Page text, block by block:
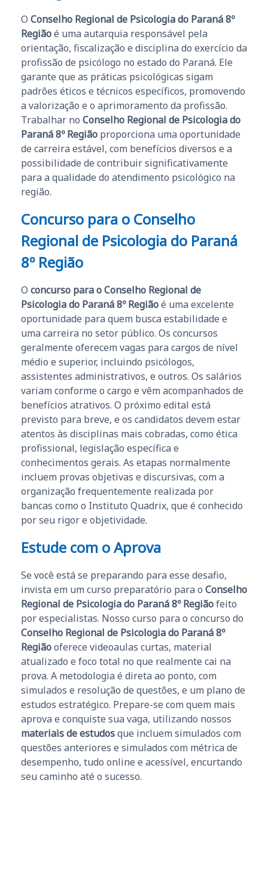
O Conselho Regional de Psicologia do Paraná 8º
Regiãoé uma autarquia responsável pela
orientação, fiscalização e disciplina do exercício da
profissão de psicólogo no estado do Paraná. Ele
garante que as práticas psicológicas sigam
padrões éticos e técnicos específicos, promovendo
a valorização e o aprimoramento da profissão.
Trabalhar no Conselho Regional de Psicologia do
Paraná 8º Região proporciona uma oportunidade
de carreira estável, com benefícios diversos e a
possibilidade de contribuir significativamente
para a qualidade do atendimento psicológico na
região.
Concurso para o Conselho
Regional de Psicologia do Paraná
8º Região
O concurso para o Conselho Regional de
Psicologia do Paraná 8º Regiãoé uma excelente
oportunidade para quem busca estabilidade e
uma carreira no setor público. Os concursos
geralmente oferecem vagas para cargos de nível
médio e superior, incluindo psicólogos,
assistentes administrativos, e outros. Os salários
variam conforme o cargo e vêm acompanhados de
benefícios atrativos. O próximo edital está
previsto para breve, e os candidatos devem estar
atentos às disciplinas mais cobradas, como ética
profissional, legislação específica e
conhecimentos gerais. As etapas normalmente
incluem provas objetivas e discursivas, com a
organização frequentemente realizada por
bancas como o Instituto Quadrix, que é conhecido
por seu rigor e objetividade.
Estude com o Aprova
Se você está se preparando para esse desafio,
invista em um curso preparatório para o Conselho
Regional de Psicologia do Paraná 8º Regiãofeito
por especialistas. Nosso curso para o concurso do
Conselho Regional de Psicologia do Paraná 8º
Regiãooferece videoaulas curtas, material
atualizado e foco total no que realmente cai na
prova. A metodologia é direta ao ponto, com
simulados e resolução de questões, e um plano de
estudos estratégico. Prepare-se com quem mais
aprova e conquiste sua vaga, utilizando nossos
materiais de estudosque incluem simulados com
questões anteriores e simulados com métrica de
desempenho, tudo online e acessível, encurtando
seu caminho até o sucesso.